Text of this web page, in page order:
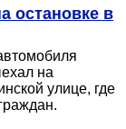
остановке в
на
улице, где